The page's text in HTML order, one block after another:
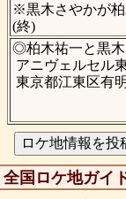
※黒木さやかが柏
(終)
◎柏木祐一と黒木
アニヴェルセル
東京都江東区有
全国ロケ地ガイ